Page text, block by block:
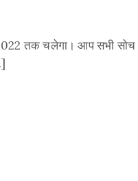
तक चलेगा। आप सभी सोच